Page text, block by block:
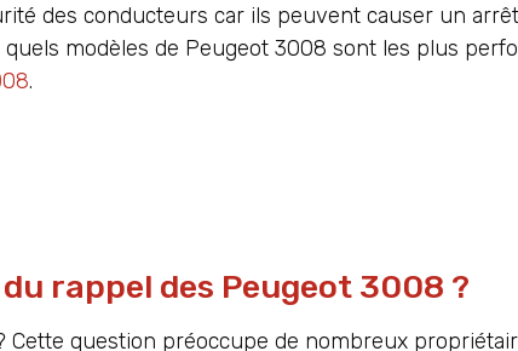
des conducteurs car ils peuvent causer un
modèles de Peugeot 3008 sont les plus
.
rappel des Peugeot 3008 ?
question préoccupe de nombreux